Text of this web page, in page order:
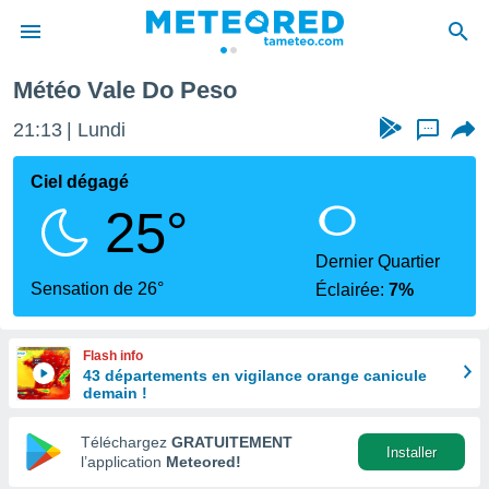
de
en
Météo Vale Do Peso
21:13 Lundi ...
Ciel dégagé
25°
Sensation de 26°
Dernier Quartier
Éclairée:7%
Flash info
43 départements en vigilance orange canicule
demain !
Téléchargez GRATUITEMENT
l’application Meteored!
Installer